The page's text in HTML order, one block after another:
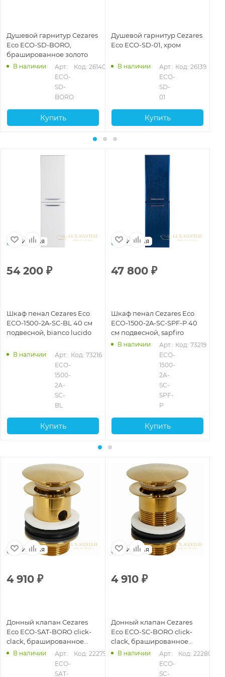
Душевой гарнитур Cezares
Eco ECO-SD-BORO,
брашированное золото
В наличии
Арт.:
ECO-
SD-
BORO
Код: 26140
Купить
Душевой гарнитур Cezares
Eco ECO-SD-01, хром
В наличии
Арт.:
ECO-
SD-
01
Код: 26139
Купить
Италия
54 200 ₽
Шкаф пенал Cezares Eco
ECO-1500-2A-SC-BL 40 см
подвесной, bianco lucido
В наличии
Арт.:
ECO-
1500-
2A-
SC-
BL
Код: 73216
Купить
Италия
47 800 ₽
Шкаф пенал Cezares Eco
ECO-1500-2A-SC-SPF-P 40
см подвесной, sapfiro
В наличии
Арт.:
ECO-
1500-
2A-
SC-
SPF-
P
Код: 73219
Купить
Италия
4 910 ₽
Донный клапан Cezares
Eco ECO-SAT-BORO click-
clack, брашированное
золото
В наличии
Арт.:
ECO-
SAT-
Код: 22279
Италия
4 910 ₽
Донный клапан Cezares
Eco ECO-SC-BORO click-
clack, брашированное
золото
В наличии
Арт.:
ECO-
SC-
Код: 22280